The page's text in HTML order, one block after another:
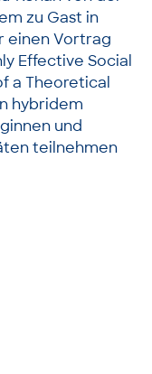
zu Gast in
einen Vortrag
Effective Social
a Theoretical
hybridem
und
teilnehmen